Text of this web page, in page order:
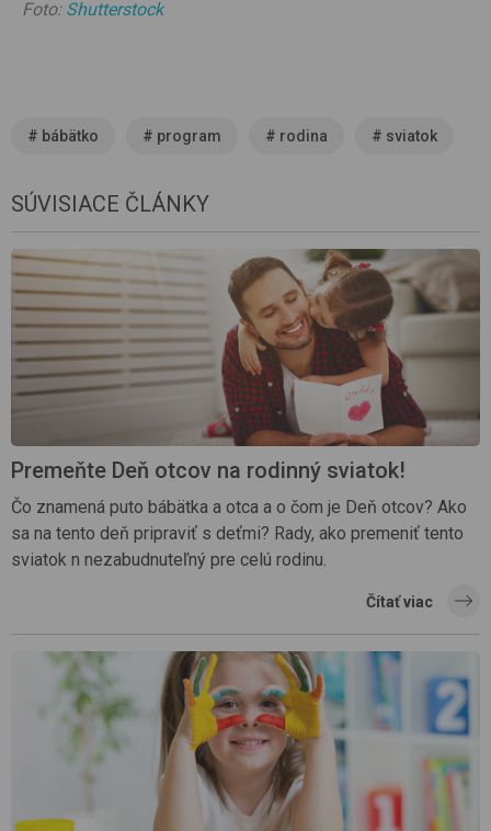
Foto: Shutterstock
# bábätko # program # rodina # sviatok
SÚVISIACE ČLÁNKY
Premeňte Deň otcov na rodinný sviatok!
Čo znamená puto bábätka a otca a o čom je Deň otcov? Ako
sa na tento deň pripraviť s deťmi? Rady, ako premeniť tento
sviatok n nezabudnuteľný pre celú rodinu.
Čítať viac